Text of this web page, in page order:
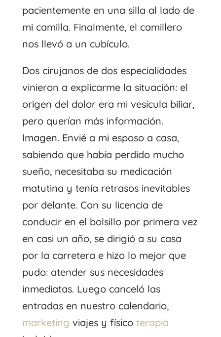
pacientemente en una silla al lado de
mi camilla. Finalmente, el camillero
nos llevó a un cubículo.
Dos cirujanos de dos especialidades
vinieron a explicarme la situación: el
origen del dolor era mi vesícula biliar,
pero querían más información.
Imagen. Envié a mi esposo a casa,
sabiendo que había perdido mucho
sueño, necesitaba su medicación
matutina y tenía retrasos inevitables
por delante. Con su licencia de
conducir en el bolsillo por primera vez
en casi un año, se dirigió a su casa
por la carretera e hizo lo mejor que
pudo: atender sus necesidades
inmediatas. Luego canceló las
entradas en nuestro calendario,
marketing viajes y físico terapia